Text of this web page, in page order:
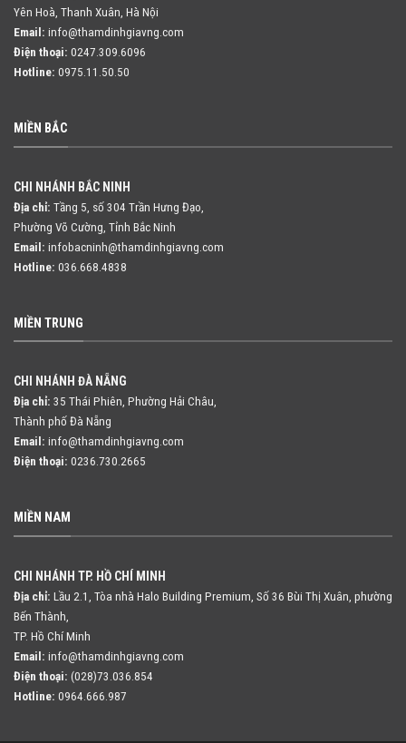
Yên Hoà, Thanh Xuân, Hà Nội
Email: info@thamdinhgiavng.com
Điện thoại: 0247.309.6096
Hotline: 0975.11.50.50
MIỀN BẮC
CHI NHÁNH BẮC NINH
Địa chỉ: Tầng 5, số 304 Trần Hưng Đạo,
Phường Võ Cường, Tỉnh Bắc Ninh
Email: infobacninh@thamdinhgiavng.com
Hotline: 036.668.4838
MIỀN TRUNG
CHI NHÁNH ĐÀ NẴNG
Địa chỉ: 35 Thái Phiên, Phường Hải Châu,
Thành phố Đà Nẵng
Email: info@thamdinhgiavng.com
Điện thoại: 0236.730.2665
MIỀN NAM
CHI NHÁNH TP. HỒ CHÍ MINH
Địa chỉ: Lầu 2.1, Tòa nhà Halo Building Premium, Số 36 Bùi Thị Xuân, phường
Bến Thành,
TP. Hồ Chí Minh
Email: info@thamdinhgiavng.com
Điện thoại: (028)73.036.854
Hotline: 0964.666.987